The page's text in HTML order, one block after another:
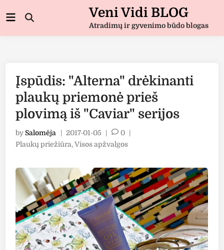
to
Veni Vidi BLOG
Atradimų ir gyvenimo būdo blogas
Open
Main
Įspūdis: "Alterna" drėkinanti
plaukų priemonė prieš
plovimą iš "Caviar" serijos
bySalomėja 2017-01-05 0
Posted
Plaukų priežiūra,Visos apžvalgos